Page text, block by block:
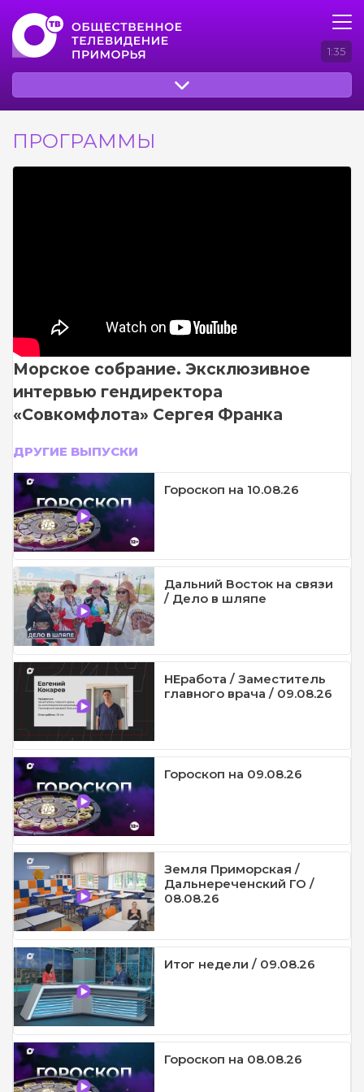
1:35
ПРОГРАММЫ
Морское собрание. Эксклюзивное
интервью гендиректора
«Совкомфлота» Сергея Франка
ДРУГИЕ ВЫПУСКИ
Гороскоп на 10.08.26
Дальний Восток на связи
/ Дело в шляпе
НЕработа / Заместитель
главного врача / 09.08.26
Гороскоп на 09.08.26
Земля Приморская /
Дальнереченский ГО /
08.08.26
Итог недели / 09.08.26
Гороскоп на 08.08.26